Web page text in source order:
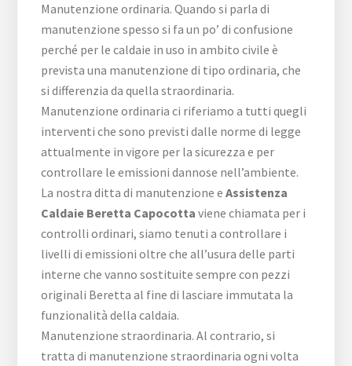
Manutenzione ordinaria. Quando si parla di
manutenzione spesso si fa un po’ di confusione
perché per le caldaie in uso in ambito civile è
prevista una manutenzione di tipo ordinaria, che
si differenzia da quella straordinaria.
Manutenzione ordinaria ci riferiamo a tutti quegli
interventi che sono previsti dalle norme di legge
attualmente in vigore per la sicurezza e per
controllare le emissioni dannose nell’ambiente.
La nostra ditta di manutenzione eAssistenza
Caldaie Beretta Capocotta viene chiamata per i
controlli ordinari, siamo tenuti a controllare i
livelli di emissioni oltre che all’usura delle parti
interne che vanno sostituite sempre con pezzi
originali Beretta al fine di lasciare immutata la
funzionalità della caldaia.
Manutenzione straordinaria. Al contrario, si
tratta di manutenzione straordinaria ogni volta